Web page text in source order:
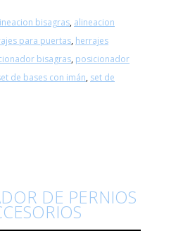
bisagras, alineacion
para puertas, herrajes
bisagras, posicionador
de bases con imán, set de
DE PERNIOS